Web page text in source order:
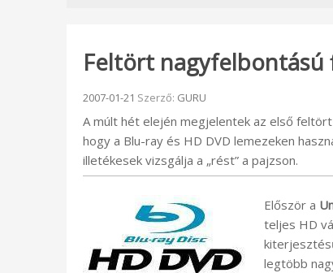
Feltört nagyfelbontású
Beküldve:
2007-01-21 Szerző: GURU
A múlt hét elején megjelentek az első
hogy a Blu-ray és HD DVD lemezeken
illetékesek vizsgálja a „rést” a pajzson.
Először a
teljes HD
legtöbb